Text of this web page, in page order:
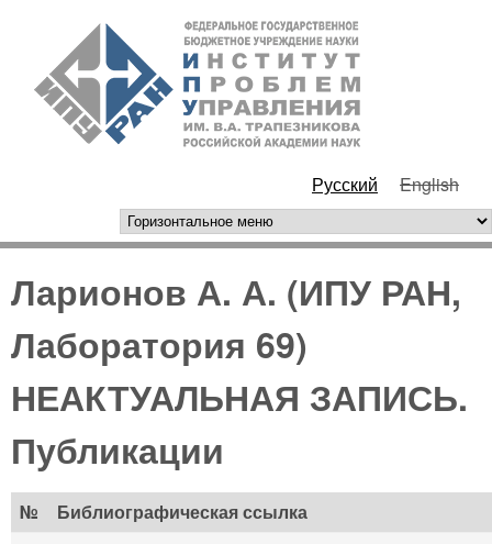
Перейти к основному
содержанию
РАН
Русский English
горизонтальное меню
Ларионов А. А. (ИПУ РАН,
Лаборатория 69)
НЕАКТУАЛЬНАЯ ЗАПИСЬ.
Публикации
№ Библиографическая ссылка